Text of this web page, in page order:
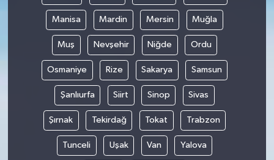
Manisa Mardin Mersin Muğla
Muş Nevşehir Niğde Ordu
Osmaniye Rize Sakarya Samsun
Şanlıurfa Siirt Sinop Sivas
Şırnak Tekirdağ Tokat Trabzon
Tunceli Uşak Van Yalova